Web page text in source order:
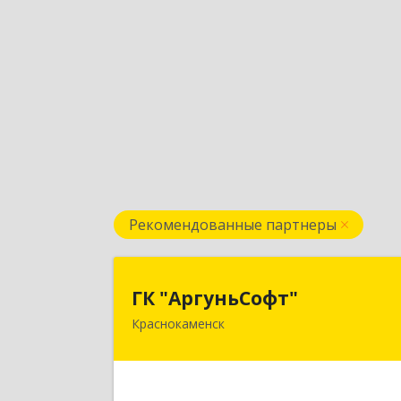
Рекомендованные партнеры
ГК "АргуньСофт"
Краснокаменск
ГК "АргуньСофт"
674673, Забайкальский край,